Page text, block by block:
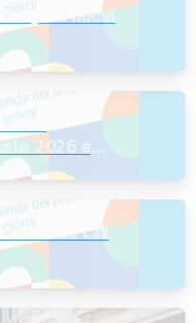
per i nuovi
2026 e
della call